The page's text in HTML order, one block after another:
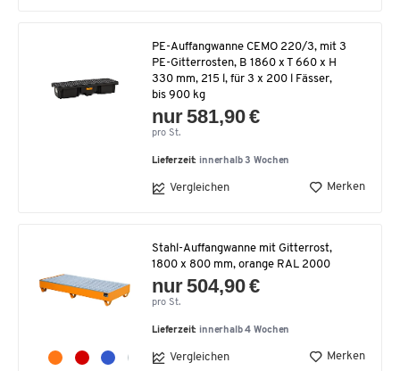
PE-Auffangwanne CEMO 220/3, mit 3
PE-Gitterrosten, B 1860 x T 660 x H
330 mm, 215 l, für 3 x 200 l Fässer,
bis 900 kg
nur 581,90 €
pro St.
Lieferzeit: innerhalb 3 Wochen
Vergleichen Merken
Stahl-Auffangwanne mit Gitterrost,
1800 x 800 mm, orange RAL 2000
nur 504,90 €
pro St.
Lieferzeit: innerhalb 4 Wochen
Vergleichen Merken